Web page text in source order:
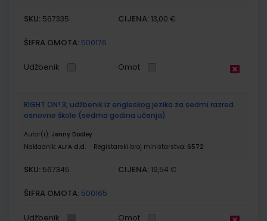
SKU: 567335 CIJENA: 13,00 €
ŠIFRA OMOTA: 500176
Udžbenik Omot
RIGHT ON! 3; udžbenik iz engleskog jezika za sedmi razred
osnovne škole (sedma godina učenja)
Autor(i): Jenny Dooley
Nakladnik: ALFA d.d. Registarski broj ministarstva: 6572
SKU: 567345 CIJENA: 19,54 €
ŠIFRA OMOTA: 500165
Udžbenik Omot